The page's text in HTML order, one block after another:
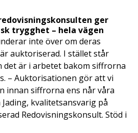
ger
trygghet – hela vägen
inte över om deras
auktoriserad. I stället står
det är i arbetet bakom siffrorna
– Auktorisationen gör att vi
innan siffrorna ens når våra
Jading, kvalitetsansvarig på
Redovisningskonsult. Stöd i